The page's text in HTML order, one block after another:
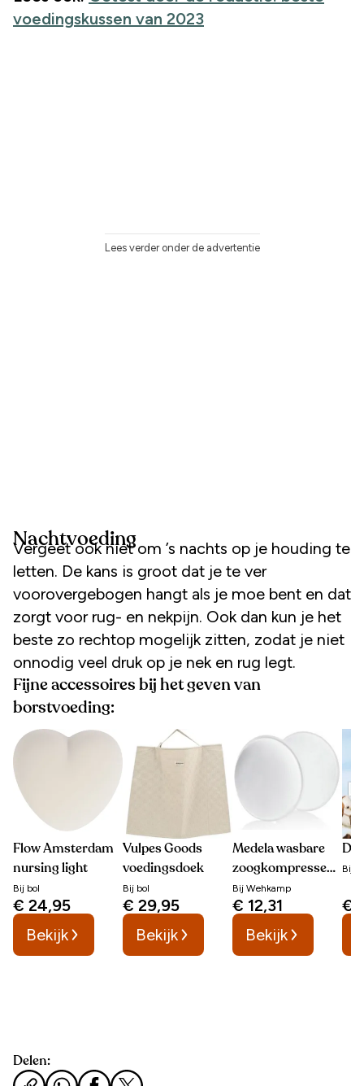
voedingskussen van 2023
Lees verder onder de advertentie
Nachtvoeding
Vergeet ook niet om ’s nachts op je houding te
letten. De kans is groot dat je te ver
voorovergebogen hangt als je moe bent en dat
zorgt voor rug- en nekpijn. Ook dan kun je het
beste zo rechtop mogelijk zitten, zodat je niet
onnodig veel druk op je nek en rug legt.
Fijne accessoires bij het geven van
borstvoeding:
Flow Amsterdam
nursing light
Bij bol
€ 24,95
Bekijk
Vulpes Goods
voedingsdoek
Bij bol
€ 29,95
Bekijk
Medela wasbare
zoogkompressen
(4 stuks)
Bij Wehkamp
€ 12,31
Bekijk
De
Bij
€
Delen: